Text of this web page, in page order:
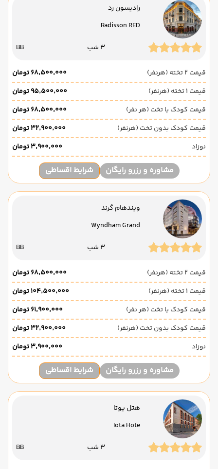
رادیسون رد
Radisson RED
3 شب BB
قیمت 2 تخته (هرنفر)
۶۸٬۵۰۰٬۰۰۰ تومان
قیمت 1 تخته (هرنفر)
۹۵٬۵۰۰٬۰۰۰ تومان
قیمت کودک با تخت (هر نفر)
۶۸٬۵۰۰٬۰۰۰ تومان
قیمت کودک بدون تخت (هرنفر)
۳۲٬۹۰۰٬۰۰۰ تومان
نوزاد
۳٬۹۰۰٬۰۰۰ تومان
مشاوره و رزرو رایگان شرایط اقساطی
ویندهام گرند
Wyndham Grand
3 شب BB
قیمت 2 تخته (هرنفر)
۶۸٬۵۰۰٬۰۰۰ تومان
قیمت 1 تخته (هرنفر)
۱۰۴٬۵۰۰٬۰۰۰ تومان
قیمت کودک با تخت (هر نفر)
۶۱٬۹۰۰٬۰۰۰ تومان
قیمت کودک بدون تخت (هرنفر)
۳۲٬۹۰۰٬۰۰۰ تومان
نوزاد
۳٬۹۰۰٬۰۰۰ تومان
مشاوره و رزرو رایگان شرایط اقساطی
هتل یوتا
Iota Hote
3 شب BB